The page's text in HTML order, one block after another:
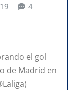
4
el gol
de Madrid en